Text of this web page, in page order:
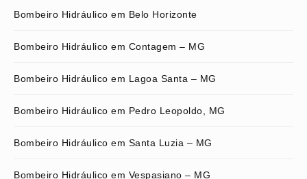
Bombeiro Hidráulico em Belo Horizonte
Bombeiro Hidráulico em Contagem – MG
Bombeiro Hidráulico em Lagoa Santa – MG
Bombeiro Hidráulico em Pedro Leopoldo, MG
Bombeiro Hidráulico em Santa Luzia – MG
Bombeiro Hidráulico em Vespasiano – MG